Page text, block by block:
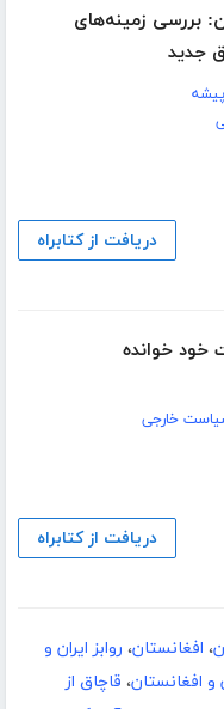
بررسی زمینه‌های
جدید
دریافت از کتابراه
خود خوانده
خارجی
دریافت از کتابراه
، افغانستان، روابز ایران و
و افغانستان، قاچاق از